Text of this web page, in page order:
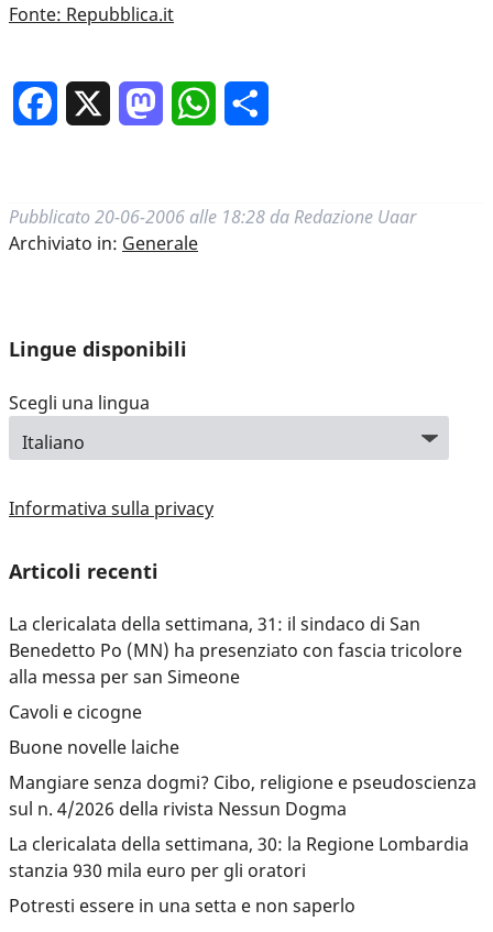
Fonte: Repubblica.it
Facebook MastodonWhatsApp
Pubblicato 20-06-2006 alle 18:28 da Redazione Uaar
Archiviato in: Generale
Lingue disponibili
Scegli una lingua
Informativa sulla privacy
Articoli recenti
La clericalata della settimana, 31: il sindaco di San
Benedetto Po (MN) ha presenziato con fascia tricolore
alla messa per san Simeone
Cavoli e cicogne
Buone novelle laiche
Mangiare senza dogmi? Cibo, religione e pseudoscienza
sul n. 4/2026 della rivista Nessun Dogma
La clericalata della settimana, 30: la Regione Lombardia
stanzia 930 mila euro per gli oratori
Potresti essere in una setta e non saperlo